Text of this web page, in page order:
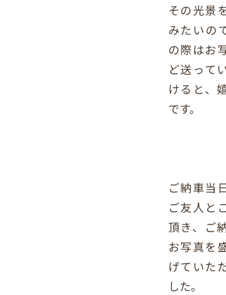
その光景
みたいの
の際はお
ど送って
けると、
です。
ご納車当
ご友人と
頂き、ご
お写真を
げていた
した。